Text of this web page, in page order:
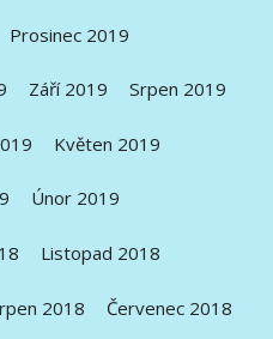
Prosinec 2019
Září 2019 Srpen 2019
Květen 2019
Únor 2019
Listopad 2018
2018 Červenec 2018